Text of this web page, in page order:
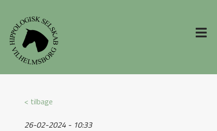
< tilbage
26-02-2024 - 10:33